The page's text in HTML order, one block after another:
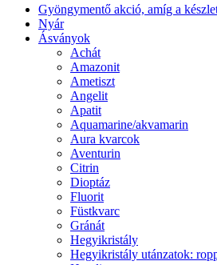
Gyöngymentő akció, amíg a
Nyár
Ásványok
Achát
Amazonit
Ametiszt
Angelit
Apatit
Aquamarine/akvamarin
Aura kvarcok
Aventurin
Citrin
Dioptáz
Fluorit
Füstkvarc
Gránát
Hegyikristály
Hegyikristály utánzatok: